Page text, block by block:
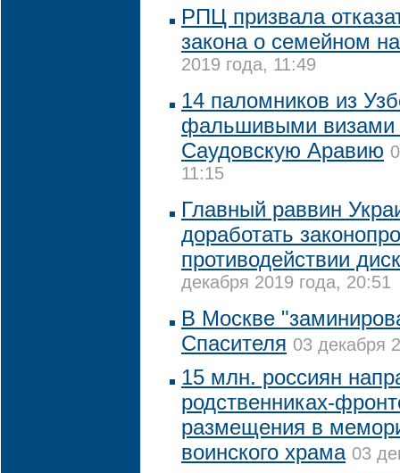
РПЦ призвала
закона о семейном
2019 года, 11:49
14 паломников из
фальшивыми визами
Саудовскую Аравию
11:15
Главный раввин
доработать
противодействии
декабря 2019 года, 20:51
В Москве
Спасителя 03 декабря
15 млн. россиян
родственниках-
размещения в
воинского храма 03